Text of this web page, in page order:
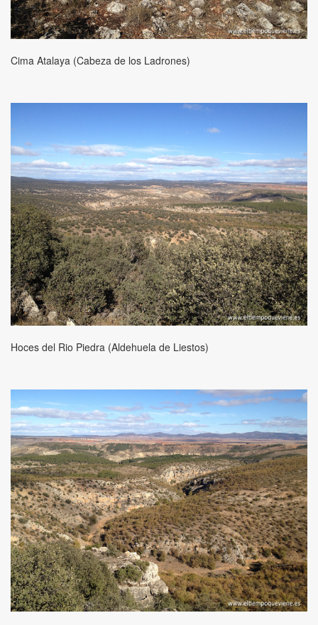
Cima Atalaya (Cabeza de los Ladrones)
Hoces del Rio Piedra (Aldehuela de Liestos)